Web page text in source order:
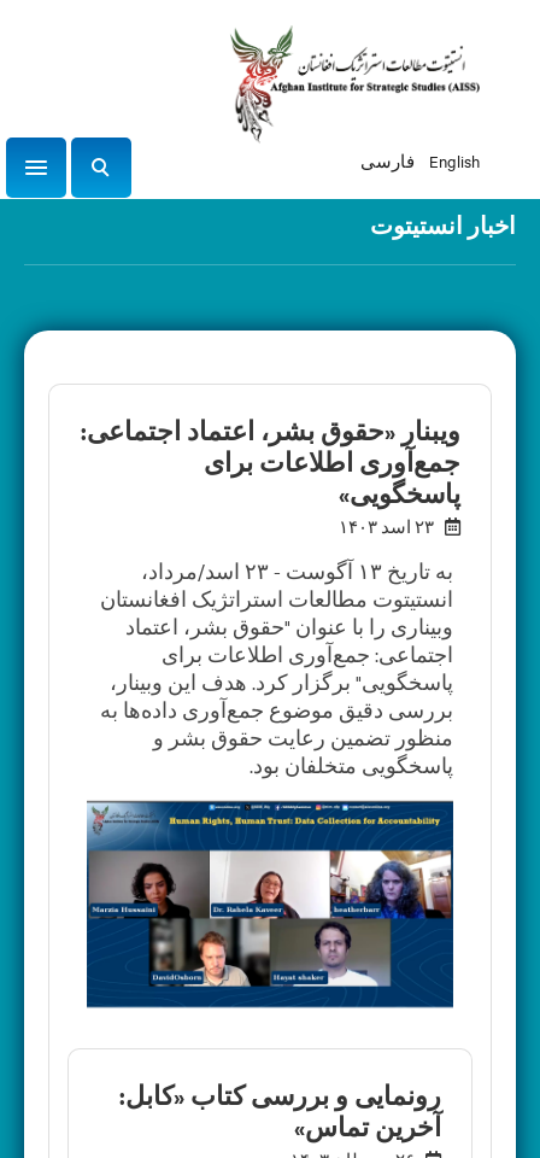
English فارسی
ج
س
ج
اخبار انستیتوت
ویبنار «حقوق بشر، اعتماد اجتماعی:
جمع‌آوری اطلاعات برای
پاسخگویی»
به تاریخ ۱۳ آگوست - ۲۳ اسد/مرداد،
انستیتوت مطالعات استراتژیک افغانستان
وبیناری را با عنوان "حقوق بشر، اعتماد
اجتماعی: جمع‌آوری اطلاعات برای
پاسخگویی" برگزار کرد. هدف این وبینار،
بررسی دقیق موضوع جمع‌آوری داده‌ها به
منظور تضمین رعایت حقوق بشر و
پاسخگویی متخلفان بود.
رونمایی و بررسی کتاب «کابل:
آخرین تماس»